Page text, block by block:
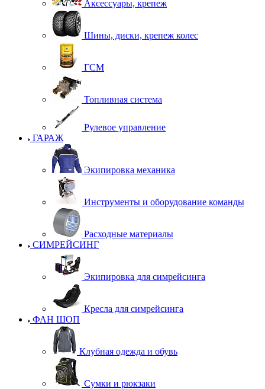
Аксессуары, крепеж
Шины, диски, крепеж колес
ГСМ
Топливная система
Рулевое управление
ГАРАЖ
Экипировка механика
Инструменты и оборудование команды
Расходные материалы
СИМРЕЙСИНГ
Экипировка для симрейсинга
Кресла для симрейсинга
ФАН ШОП
Клубная одежда и обувь
Сумки и рюкзаки